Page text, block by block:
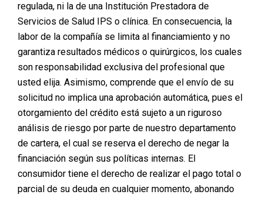
regulada, ni la de una Institución Prestadora de
Servicios de Salud IPS o clínica. En consecuencia, la
labor de la compañía se limita al financiamiento y no
garantiza resultados médicos o quirúrgicos, los cuales
son responsabilidad exclusiva del profesional que
usted elija. Asimismo, comprende que el envío de su
solicitud no implica una aprobación automática, pues el
otorgamiento del crédito está sujeto a un riguroso
análisis de riesgo por parte de nuestro departamento
de cartera, el cual se reserva el derecho de negar la
financiación según sus políticas internas. El
consumidor tiene el derecho de realizar el pago total o
parcial de su deuda en cualquier momento, abonando